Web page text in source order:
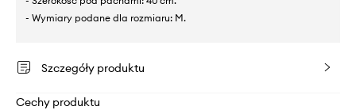
- Wymiary podane dla rozmiaru: M.
Szczegóły produktu
Cechy produktu